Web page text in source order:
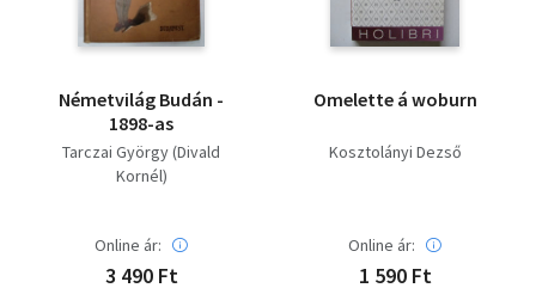
Németvilág Budán -
1898-as
Tarczai György (Divald
Kornél)
Online ár:
3 490 Ft
Omelette á woburn
Kosztolányi Dezső
Online ár:
1 590 Ft